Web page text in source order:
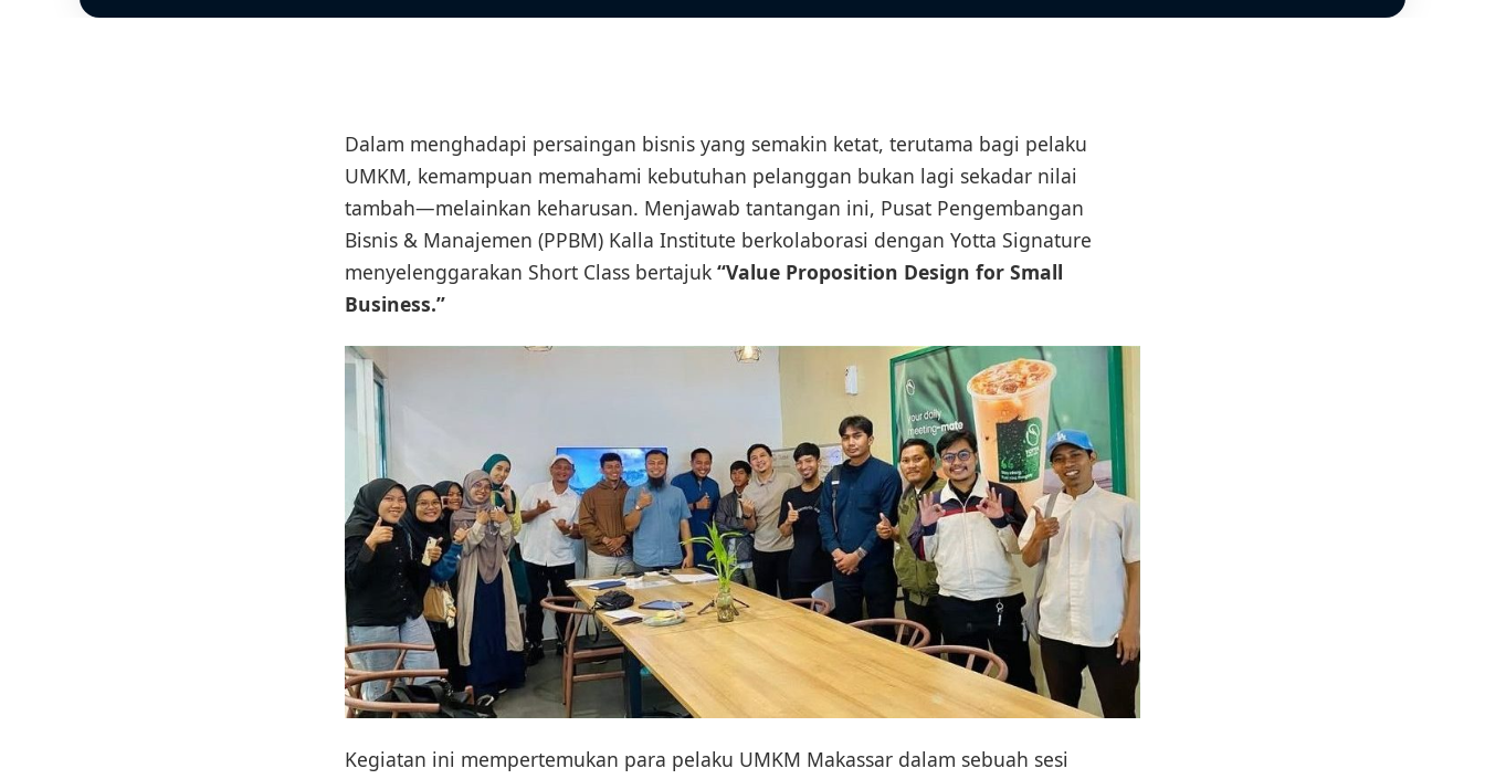
Dalam menghadapi persaingan bisnis yang semakin ketat, terutama bagi pelaku
UMKM, kemampuan memahami kebutuhan pelanggan bukan lagi sekadar nilai
tambah—melainkan keharusan. Menjawab tantangan ini, Pusat Pengembangan
Bisnis & Manajemen (PPBM) Kalla Institute berkolaborasi dengan Yotta Signature
menyelenggarakan Short Class bertajuk “Value Proposition Design for Small
Business.”
Kegiatan ini mempertemukan para pelaku UMKM Makassar dalam sebuah sesi